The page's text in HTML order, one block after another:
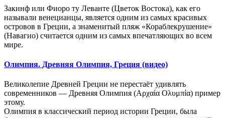
Закинф или Фиоро ту Леванте (Цветок Востока), как его
называли венецианцы, является одним из самых красивых
островов в Греции, а знаменитый пляж «Кораблекрушение»
(Навагио) считается одним из самых впечатляющих во всем
мире.
Олимпия. Древняя Олимпия, Греция (видео)
Великолепие Древней Греции не перестаёт удивлять
современников — Древняя Олимпия (Αρχαία Ολυμπία) пример
этому.
Олимпия в классический период истории Греции, была